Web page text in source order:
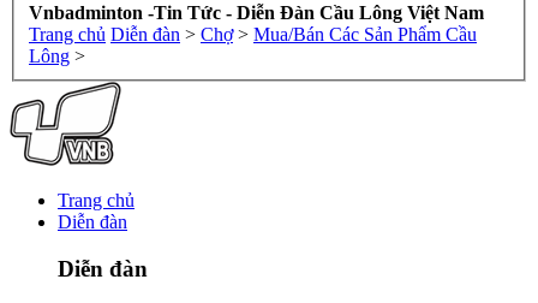
Vnbadminton -Tin Tức - Diễn Đàn Cầu Lông Việt Nam
Trang chủ Diễn đàn > Chợ > Mua/Bán Các Sản Phẩm Cầu
Lông >
Trang chủ
Diễn đàn
Diễn đàn